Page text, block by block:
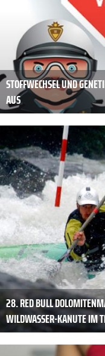
STOFFWECHSEL UND
AUS
28. RED BULL
WILDWASSER-KANUTE IM